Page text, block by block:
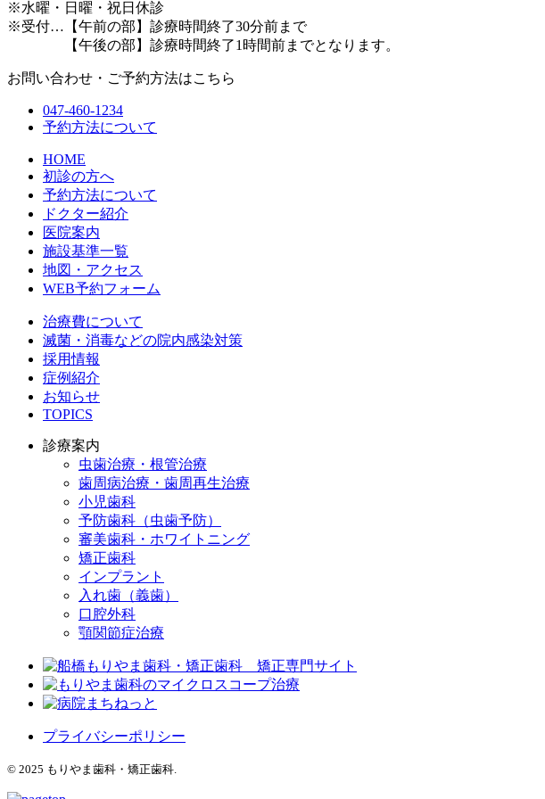
※水曜・日曜・祝日休診
※受付…【午前の部】診療時間終了30分前まで
【午後の部】診療時間終了1時間前までとなります。
お問い合わせ・ご予約方法はこちら
047-460-1234
予約方法について
HOME
初診の方へ
予約方法について
ドクター紹介
医院案内
施設基準一覧
地図・アクセス
WEB予約フォーム
治療費について
滅菌・消毒などの院内感染対策
採用情報
症例紹介
お知らせ
TOPICS
診療案内
虫歯治療・根管治療
歯周病治療・歯周再生治療
小児歯科
予防歯科（虫歯予防）
審美歯科・ホワイトニング
矯正歯科
インプラント
入れ歯（義歯）
口腔外科
顎関節症治療
プライバシーポリシー
© 2025 もりやま歯科・矯正歯科.